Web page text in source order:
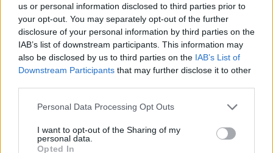
us or personal information disclosed to third parties prior to
your opt-out. You may separately opt-out of the further
disclosure of your personal information by third parties on the
IAB’s list of downstream participants. This information may
also be disclosed by us to third parties on the IAB’s List of
Downstream Participants that may further disclose it to other
Personal Data Processing Opt Outs
I want to opt-out of the Sharing of my
personal data.
Opted In
Εγγραφή στο newsletter